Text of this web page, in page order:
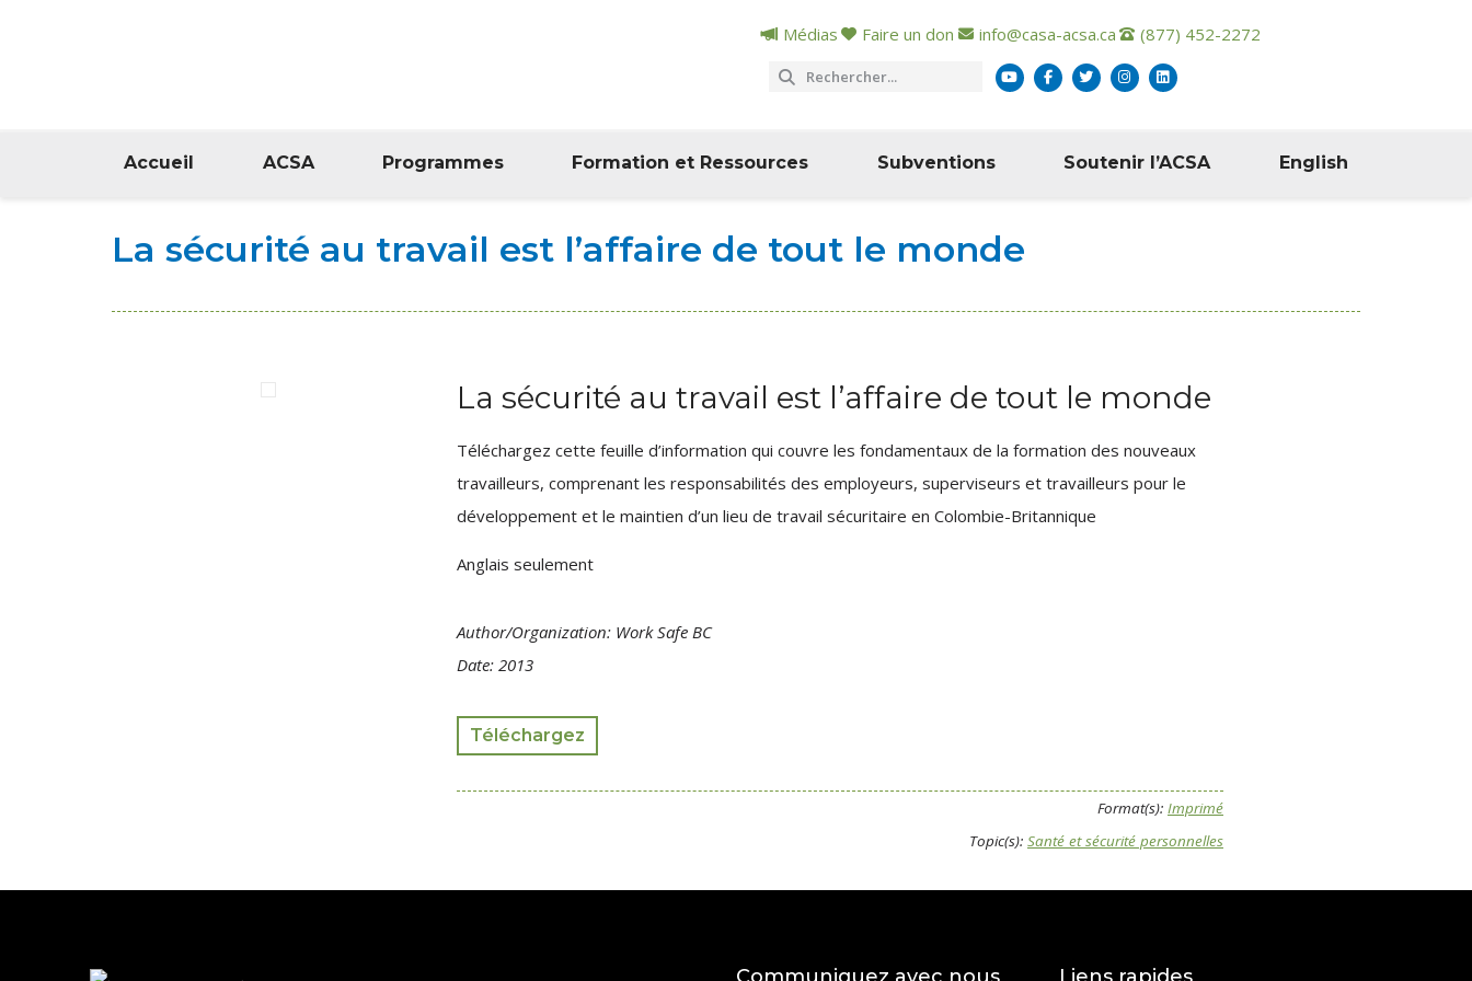
Médias Faire un don info@casa-acsa.ca (877) 452-2272
Accueil ACSA Programmes Formation et Ressources Subventions Soutenir l’ACSA English
La sécurité au travail est l’affaire de tout le monde
La sécurité au travail est l’affaire de tout le monde
Téléchargez cette feuille d’information qui couvre les fondamentaux de la formation des nouveaux
travailleurs, comprenant les responsabilités des employeurs, superviseurs et travailleurs pour le
développement et le maintien d’un lieu de travail sécuritaire en Colombie-Britannique
Anglais seulement
Author/Organization: Work Safe BC
Date: 2013
Téléchargez
Format(s): Imprimé
Topic(s): Santé et sécurité personnelles